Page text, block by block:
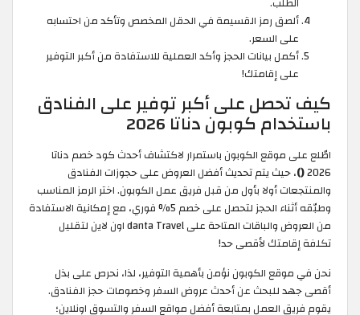
ألصق رمز القسيمة في الحقل المخصص وتأكد من احتسابه
على السعر.
أكمل بيانات الحجز وأكد العملية للاستفادة من أكبر التوفير
على إقامتك!
كيف تحصل على أكبر توفير على الفنادق
باستخدام كوبون دناتا 2026
اطّلع على موقع الكوبون باستمرار لاكتشاف أحدث كود خصم دناتا
2026
()، حيث يتم تحديث أفضل العروض على حجوزات الفنادق
والمنتجعات أولا بأول من قبل فريق عمل الكوبون. اختر الرمز المناسب
وطبّقه أثناء الحجز لتحصل على خصم 5% فوري، مع إمكانية الاستفادة
من العروض والباقات المتاحة على danta Travel اون لاين لتقليل
تكلفة إقامتك لأقصى حد!
نحن في موقع الكوبون نؤمن بأهمية التوفير، لذا، نحرص على بذل
أقصى جهد للبحث عن أحدث عروض السفر وخصومات حجز الفنادق.
يقوم فريق العمل بمتابعة أفضل مواقع السفر والتسوق اونلاين؛